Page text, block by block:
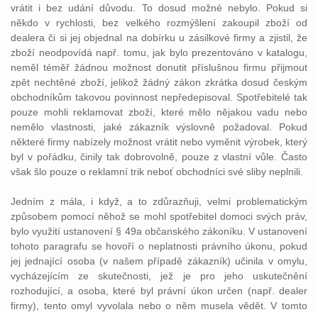
vrátit i bez udání důvodu. To dosud možné nebylo. Pokud si
někdo v rychlosti, bez velkého rozmýšlení zakoupil zboží od
dealera či si jej objednal na dobírku u zásilkové firmy a zjistil, že
zboží neodpovídá např. tomu, jak bylo prezentováno v katalogu,
neměl téměř žádnou možnost donutit příslušnou firmu přijmout
zpět nechtěné zboží, jelikož žádný zákon zkrátka dosud českým
obchodníkům takovou povinnost nepředepisoval. Spotřebitelé tak
pouze mohli reklamovat zboží, které mělo nějakou vadu nebo
nemělo vlastnosti, jaké zákazník výslovně požadoval. Pokud
některé firmy nabízely možnost vrátit nebo vyměnit výrobek, který
byl v pořádku, činily tak dobrovolně, pouze z vlastní vůle. Často
však šlo pouze o reklamní trik neboť obchodníci své sliby neplnili.
Jedním z mála, i když, a to zdůrazňuji, velmi problematickým
způsobem pomocí něhož se mohl spotřebitel domoci svých práv,
bylo využití ustanovení § 49a občanského zákoníku. V ustanovení
tohoto paragrafu se hovoří o neplatnosti právního úkonu, pokud
jej jednající osoba (v našem případě zákazník) učinila v omylu,
vycházejícím ze skutečnosti, jež je pro jeho uskutečnění
rozhodující, a osoba, které byl právní úkon určen (např. dealer
firmy), tento omyl vyvolala nebo o něm musela vědět. V tomto